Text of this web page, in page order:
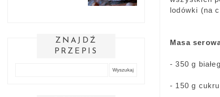
lodówki (na
Masa
- 350 g
- 150 g cukru
ZNAJDŹ
PRZEPIS